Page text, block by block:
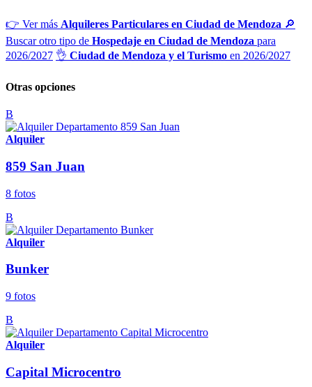
👉 Ver más Alquileres Particulares en Ciudad de Mendoza 🔎
Buscar otro tipo de Hospedaje en Ciudad de Mendoza para
2026/2027 👌 Ciudad de Mendoza y el Turismo en 2026/2027
Otras opciones
B
Alquiler
859 San Juan
8 fotos
B
Alquiler
Bunker
9 fotos
B
Alquiler
Capital Microcentro